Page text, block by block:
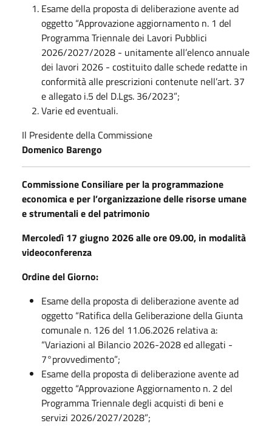
Esame della proposta di deliberazione avente ad
oggetto “Approvazione aggiornamento n. 1 del
Programma Triennale dei Lavori Pubblici
2026/2027/2028 - unitamente all’elenco annuale
dei lavori 2026 - costituito dalle schede redatte in
conformità alle prescrizioni contenute nell’art. 37
e allegato i.5 del D.Lgs. 36/2023”;
Varie ed eventuali.
Il Presidente della Commissione
Domenico Barengo
Commissione Consiliare per la programmazione
economica e per l’organizzazione delle risorse umane
e strumentali e del patrimonio
Mercoledì 17 giugno 2026 alle ore 09.00, in modalità
videoconferenza
Ordine del Giorno:
Esame della proposta di deliberazione avente ad
oggetto “Ratifica della Geliberazione della Giunta
comunale n. 126 del 11.06.2026 relativa a:
“Variazioni al Bilancio 2026-2028 ed allegati -
7°provvedimento”;
Esame della proposta di deliberazione avente ad
oggetto “Approvazione Aggiornamento n. 2 del
Programma Triennale degli acquisti di beni e
servizi 2026/2027/2028”;